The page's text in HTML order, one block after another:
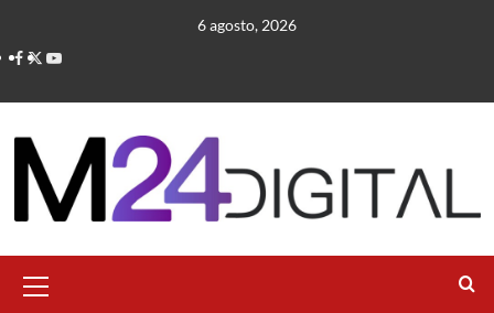
contenido
6 agosto, 2026
primario